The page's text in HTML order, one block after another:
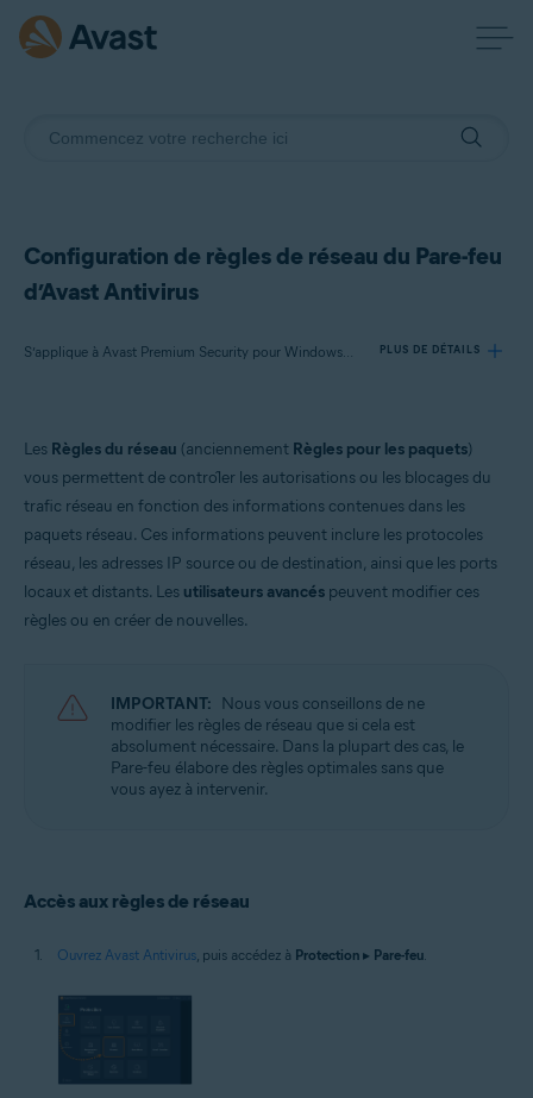
Configuration de règles de réseau du Pare-feu
d’Avast Antivirus
S’applique à Avast Premium Security pour Windows, Avast AntiVirus Gratuit pour Windows PLUS DE DÉTAILS
Produits:
Avast Premium Security 23.x pour Windows
Systèmes d'exploitation:
Microsoft Windows 10 Famille/Pro/Entreprise/Éducation (32/64 bits)
Microsoft Windows 8.1/Professionnel/Entreprise (32/64 bits)
avec mise à jour cumulative de commodité (32/64 bits)
Les Règles du réseau (anciennement Règles pour les paquets)
vous permettent de contrôler les autorisations ou les blocages du
trafic réseau en fonction des informations contenues dans les
paquets réseau. Ces informations peuvent inclure les protocoles
réseau, les adresses IP source ou de destination, ainsi que les ports
locaux et distants. Les utilisateurs avancés peuvent modifier ces
règles ou en créer de nouvelles.
IMPORTANT: Nous vous conseillons de ne
modifier les règles de réseau que si cela est
absolument nécessaire. Dans la plupart des cas, le
Pare-feu élabore des règles optimales sans que
vous ayez à intervenir.
Accès aux règles de réseau
Ouvrez Avast Antivirus, puis accédez à Protection ▸ Pare-feu.